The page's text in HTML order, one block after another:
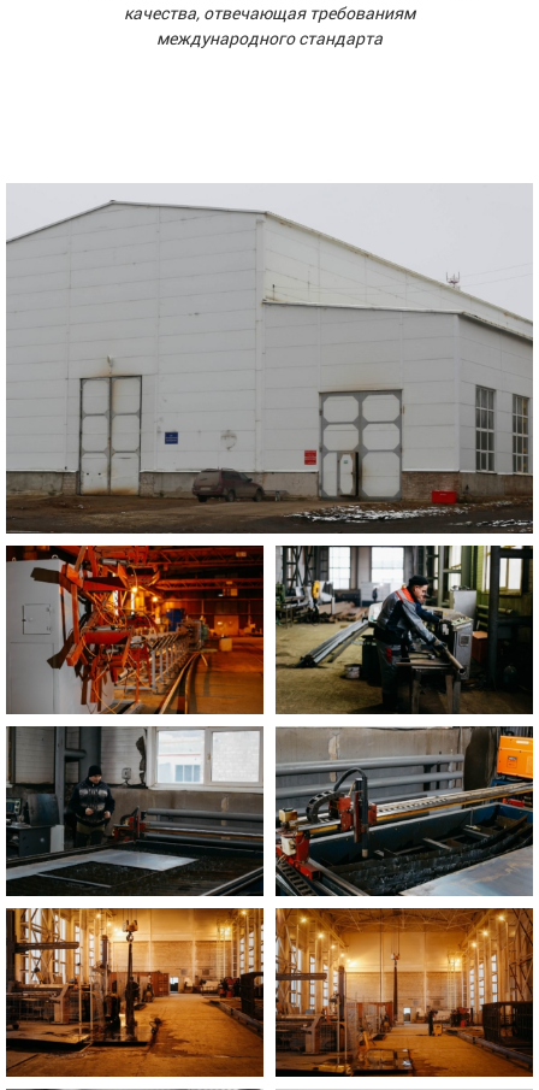
качества, отвечающая требованиям
международного стандарта